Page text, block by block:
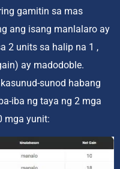
gamitin sa mas
ang isang manlalaro ay
2 units sa halip na 1 ,
ay madodoble.
sunod habang
iba ng taya ng 2 mga
mga yunit: